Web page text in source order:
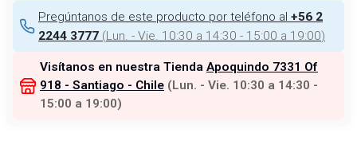
Pregúntanos de este producto por teléfono al +56 2
2244 3777 (Lun. - Vie. 10:30 a 14:30 - 15:00 a 19:00)
Visítanos en nuestra Tienda Apoquindo 7331 Of
918 - Santiago - Chile (Lun. - Vie. 10:30 a 14:30 -
15:00 a 19:00)